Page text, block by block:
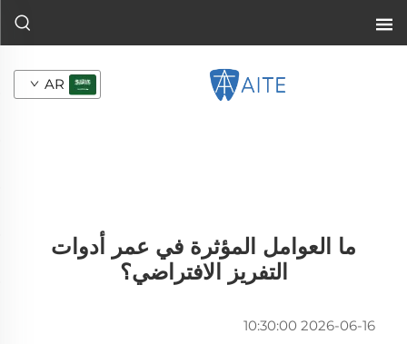
AR
ما العوامل المؤثرة في عمر أدوات
التفريز الافتراضي؟
2026-06-16 10:30:00